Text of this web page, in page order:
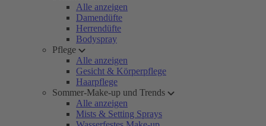
Alle anzeigen
Damendüfte
Herrendüfte
Bodyspray
Pflege
Alle anzeigen
Gesicht & Körperpflege
Haarpflege
Sommer-Make-up und Trends
Alle anzeigen
Mists & Setting Sprays